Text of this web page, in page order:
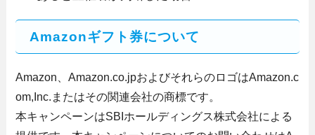
Amazonギフト券について
Amazon、Amazon.co.jpおよびそれらのロゴはAmazon.c
om,Inc.またはその関連会社の商標です。
本キャンペーンはSBIホールディングス株式会社による